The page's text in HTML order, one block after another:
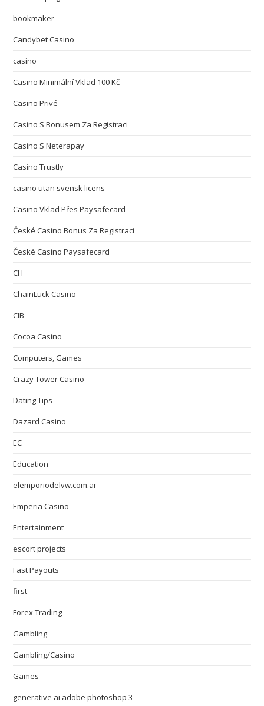
bookmaker
Candybet Casino
casino
Casino Minimální Vklad 100 Kč
Casino Privé
Casino S Bonusem Za Registraci
Casino S Neterapay
Casino Trustly
casino utan svensk licens
Casino Vklad Přes Paysafecard
České Casino Bonus Za Registraci
České Casino Paysafecard
CH
ChainLuck Casino
CIB
Cocoa Casino
Computers, Games
Crazy Tower Сasino
Dating Tips
Dazard Casino
EC
Education
elemporiodelvw.com.ar
Emperia Casino
Entertainment
escort projects
Fast Payouts
first
Forex Trading
Gambling
Gambling/Casino
Games
generative ai adobe photoshop 3